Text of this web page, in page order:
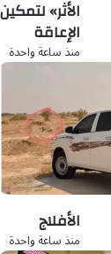
الأثر»
الإعاقة
منذ ساعة واحدة
الأفلاج
منذ ساعة واحدة